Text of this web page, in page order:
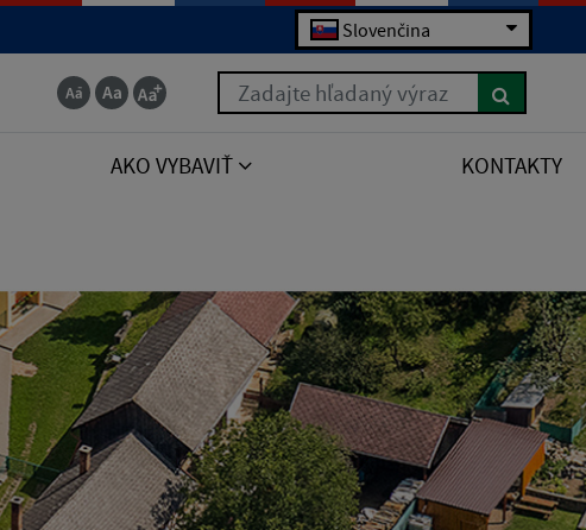
Slovenčina
Zadajte hľadaný výraz
AKO VYBAVIŤ KONTAKTY